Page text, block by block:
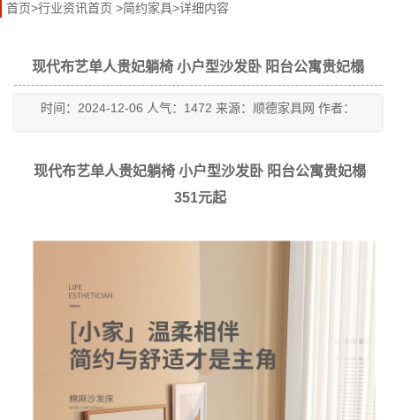
首页>行业资讯首页 >简约家具>详细内容
现代布艺单人贵妃躺椅 小户型沙发卧 阳台公寓贵妃榻
时间：2024-12-06 人气：1472 来源：顺德家具网 作者：
现代布艺单人贵妃躺椅 小户型沙发卧 阳台公寓贵妃榻
351元起